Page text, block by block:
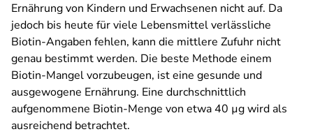
Ernährung von Kindern und Erwachsenen nicht auf. Da
jedoch bis heute für viele Lebensmittel verlässliche
Biotin-Angaben fehlen, kann die mittlere Zufuhr nicht
genau bestimmt werden. Die beste Methode einem
Biotin-Mangel vorzubeugen, ist eine gesunde und
ausgewogene Ernährung. Eine durchschnittlich
aufgenommene Biotin-Menge von etwa 40 µg wird als
ausreichend betrachtet.